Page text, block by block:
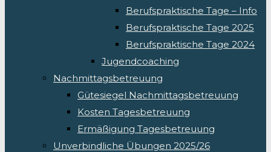
Berufspraktische Tage – Info
Berufspraktische Tage 2025
Berufspraktische Tage 2024
Jugendcoaching
Nachmittagsbetreuung
Gütesiegel Nachmittagsbetreuung
Kosten Tagesbetreuung
Ermäßigung Tagesbetreuung
Unverbindliche Übungen 2025/26